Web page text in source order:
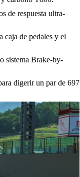
de respuesta ultra-
caja de pedales y el
sistema Brake-by-
digerir un par de 697